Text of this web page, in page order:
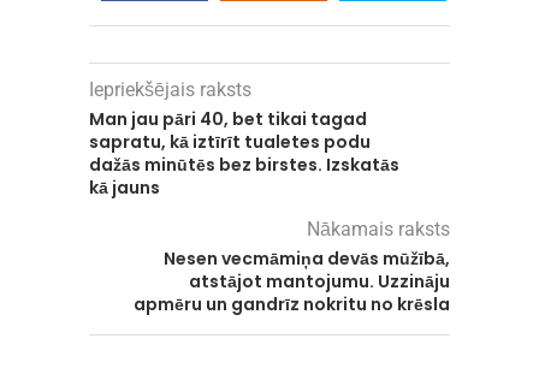
Iepriekšējais raksts
Man jau pāri 40, bet tikai tagad
sapratu, kā iztīrīt tualetes podu
dažās minūtēs bez birstes. Izskatās
kā jauns
Nākamais raksts
Nesen vecmāmiņa devās mūžībā,
atstājot mantojumu. Uzzināju
apmēru un gandrīz nokritu no krēsla